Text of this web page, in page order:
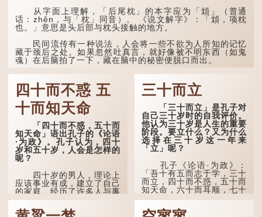
有不同，但意思完全一致。
那么，这句话到底准不
朴素观察：如果立秋的精
确...
从字面上理解，「后尾枕」的本字应为「䪴」（普通
话：zhěn，与「枕」同音）。 《说文解字》：「䪴，项枕
也。」意思是头后部与枕头接触的地方。
民间流传有一种说法，人会将一些不欲为人所知的记忆
藏于颈后之处。如果忽然吐真言，就好像被不明东西（如鬼
魂）在后脑拍了一下，藏在脑中的秘密便脱口而出。
因此...
四十而不惑 五
十而知天命
「四十而不惑，五十而
知天命」语出孔子的《论语
·为政》。孔子认为，四十
岁和五十岁，人会是怎样的
呢？
四十岁的男人，理论上
应该事业有成，建立了自己
的家庭。经历了许多人与事
之后，对事物有了自己的判
断能力，不会轻易为表象所
三十而立
「三十而立」是孔子对
自己三十岁时的自我评价。
他认为三十岁是人生的重要
阶段。要立什么？又为什么
选择在三十岁这一年来
「立」呢？
孔子《论语·为政》：
「吾十有五而志于学，三十
而立，四十而不惑，五十而
知天命，六十而耳顺，七十
在古代，男子一般于二